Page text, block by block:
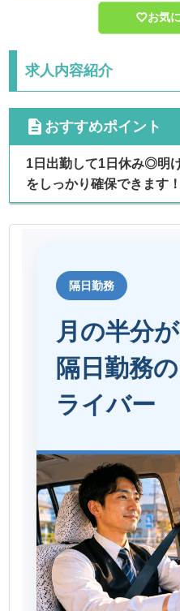
お気
求人内容紹介
cdescription おすすめポイント
1日出勤して1日休み◎明
をしっかり確保できます！
隔日勤務
月の半分
隔日勤務
ライバー